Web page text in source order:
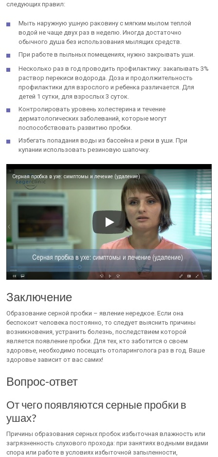
следующих правил:
Мыть наружную ушную раковину с мягким мылом теплой
водой не чаще двух раз в неделю. Иногда достаточно
обычного душа без использования мылящих средств.
При работе в пыльных помещениях, нужно закрывать уши.
Несколько раз в год проводить профилактику: закапывать 3%
раствор перекиси водорода. Доза и продолжительность
профилактики для взрослого и ребенка различается. Для
детей 1 сутки, для взрослых 3 суток.
Контролировать уровень холестерина и течение
дерматологических заболеваний, которые могут
поспособствовать развитию пробки.
Избегать попадания воды из бассейна и реки в уши. При
купании использовать резиновую шапочку.
Серная пробка в ухе: симптомы и лечение (удаление)
Заключение
Образование серной пробки – явление нередкое. Если она
беспокоит человека постоянно, то следует выяснить причины
возникновения, устранить болезнь, последствием которой
является появление пробки. Для тех, кто заботится о своем
здоровье, необходимо посещать отоларинголога раз в год. Ваше
здоровье зависит от вас самих!
Вопрос-ответ
От чего появляются серные пробки в
ушах?
Причины образования серных пробок избыточная влажность или
загрязненность слухового прохода: при занятиях водными видами
спора или работе в условиях избыточной запыленности,